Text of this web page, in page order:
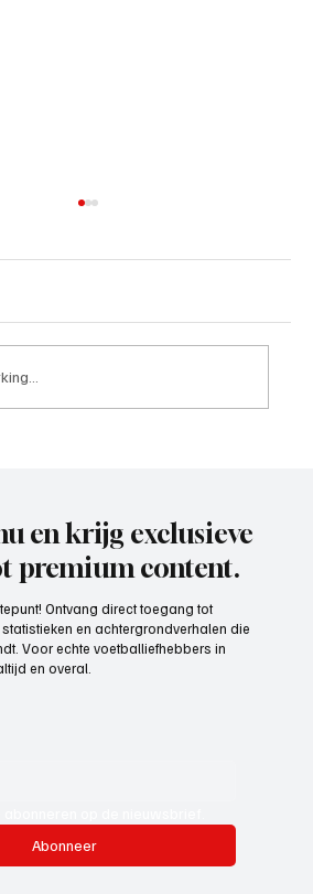
en krijg exclusieve
premium content.
Ontvang direct toegang tot
en achtergrondverhalen die
Voor echte voetballiefhebbers in
en overal.
Abonneer